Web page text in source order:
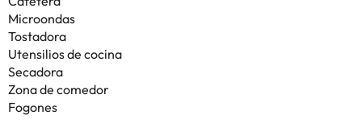
Microondas
Tostadora
Utensilios de cocina
Secadora
Zona de comedor
Fogones